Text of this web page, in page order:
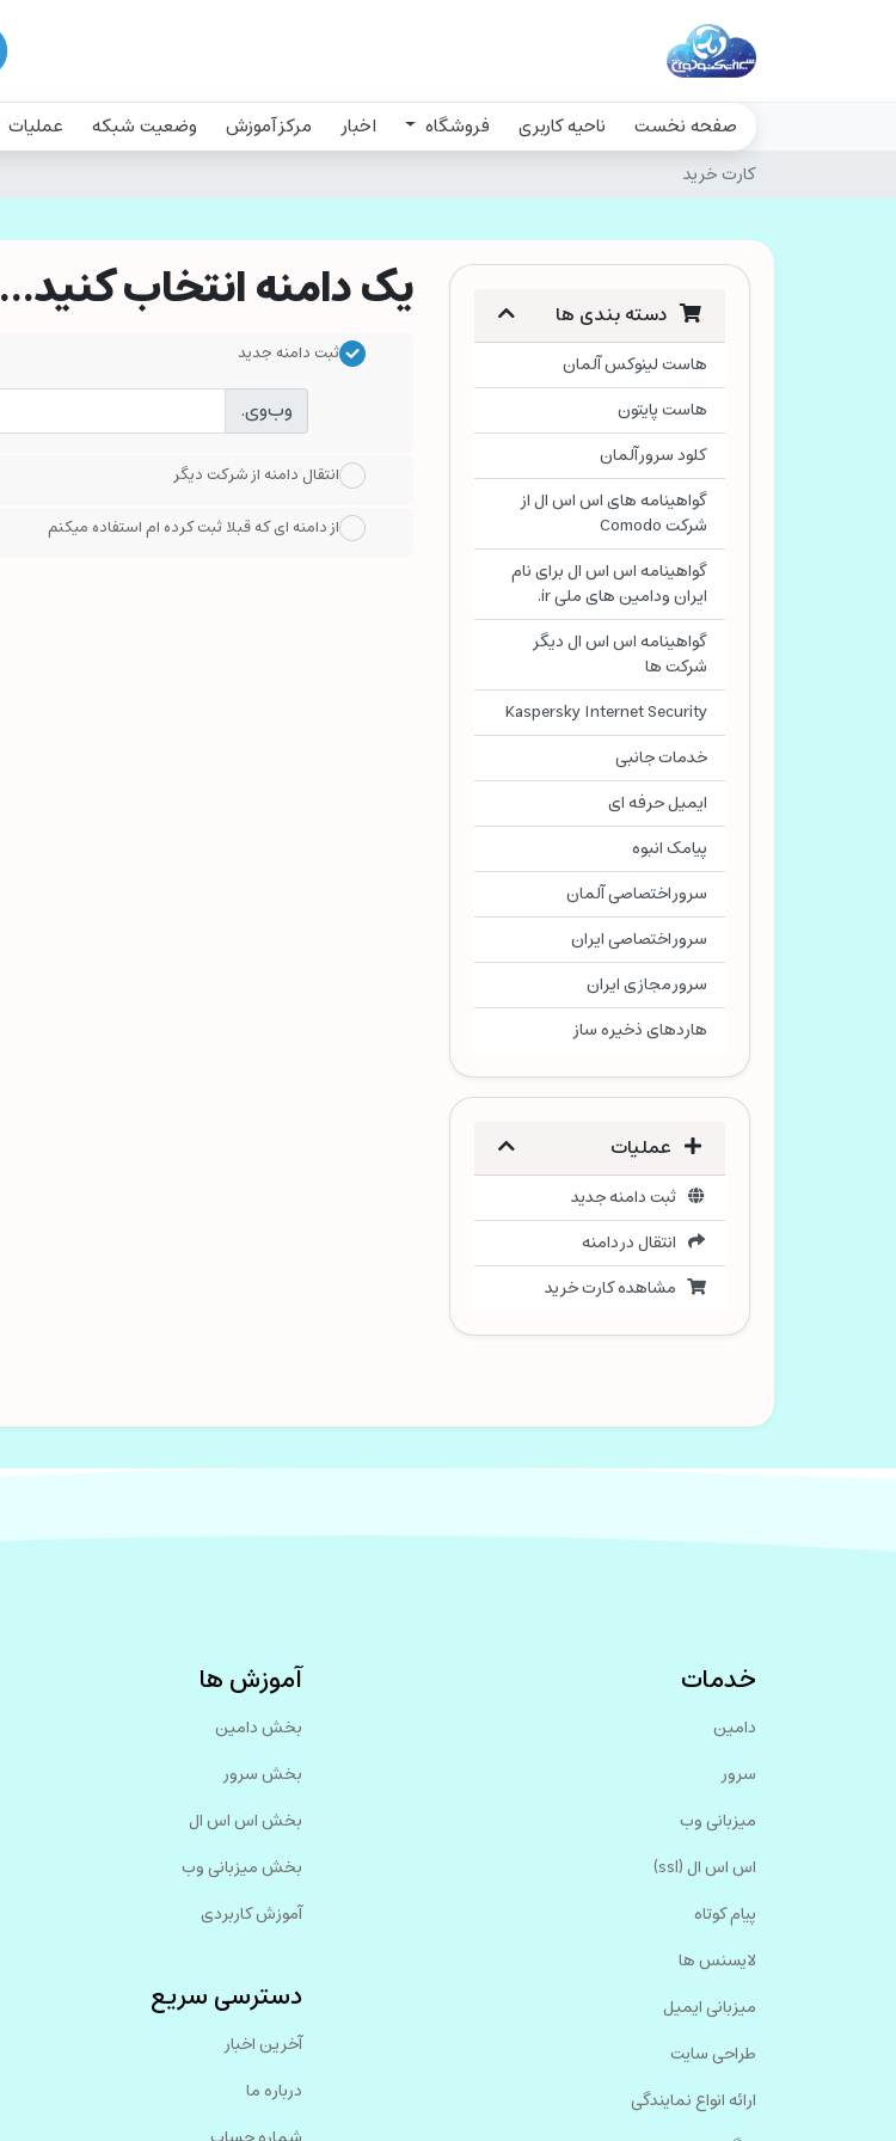
صفحه نخست ناحیه کاربری فروشگاه اخبار مرکز آموزش وضعیت شبکه عملیات
کارت خرید
دسته بندی ها
هاست لینوکس آلمان
هاست پایتون
کلود سرور آلمان
گواهینامه های اس اس ال از
شرکت Comodo
گواهینامه اس اس ال برای نام
ایران ودامین های ملی ir.
گواهینامه اس اس ال دیگر
شرکت ها
Kaspersky Internet Security
خدمات جانبی
ایمیل حرفه ای
پیامک انبوه
سرور اختصاصی آلمان
سرور اختصاصی ایران
سرور مجازی ایران
هاردهای ذخیره ساز
عملیات
ثبت دامنه جدید
انتقال در دامنه
مشاهده کارت خرید
یک دامنه انتخاب کنید...
ثبت دامنه جدید
وب‌وی.
انتقال دامنه از شرکت دیگر
از دامنه ای که قبلا ثبت کرده ام استفاده میکنم
خدمات
دامین
سرور
میزبانی وب
اس اس ال (ssl)
پیام کوتاه
لایسنس ها
میزبانی ایمیل
طراحی سایت
ارائه انواع نمایندگی
آموزش ها
بخش دامین
بخش سرور
بخش اس اس ال
بخش میزبانی وب
آموزش کاربردی
دسترسی سریع
آخرین اخبار
درباره ما